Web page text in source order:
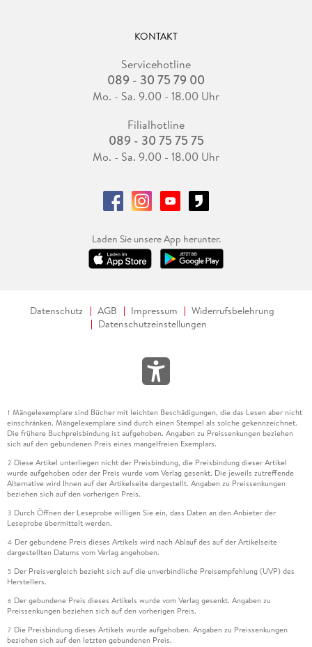
KONTAKT
Servicehotline
089 - 30 75 79 00
Mo. - Sa. 9.00 - 18.00 Uhr
Filialhotline
089 - 30 75 75 75
Mo. - Sa. 9.00 - 18.00 Uhr
Laden Sie unsere App herunter.
Datenschutz AGB Impressum
Widerrufsbelehrung
Datenschutzeinstellungen
1 Mängelexemplare sind Bücher mit leichten Beschädigungen, die das Lesen aber nicht
einschränken. Mängelexemplare sind durch einen Stempel als solche gekennzeichnet.
Die frühere Buchpreisbindung ist aufgehoben. Angaben zu Preissenkungen beziehen
sich auf den gebundenen Preis eines mangelfreien Exemplars.
2 Diese Artikel unterliegen nicht der Preisbindung, die Preisbindung dieser Artikel
wurde aufgehoben oder der Preis wurde vom Verlag gesenkt. Die jeweils zutreffende
Alternative wird Ihnen auf der Artikelseite dargestellt. Angaben zu Preissenkungen
beziehen sich auf den vorherigen Preis.
3 Durch Öffnen der Leseprobe willigen Sie ein, dass Daten an den Anbieter der
Leseprobe übermittelt werden.
4 Der gebundene Preis dieses Artikels wird nach Ablauf des auf der Artikelseite
dargestellten Datums vom Verlag angehoben.
5 Der Preisvergleich bezieht sich auf die unverbindliche Preisempfehlung (UVP) des
Herstellers.
6 Der gebundene Preis dieses Artikels wurde vom Verlag gesenkt. Angaben zu
Preissenkungen beziehen sich auf den vorherigen Preis.
7 Die Preisbindung dieses Artikels wurde aufgehoben. Angaben zu Preissenkungen
beziehen sich auf den letzten gebundenen Preis.